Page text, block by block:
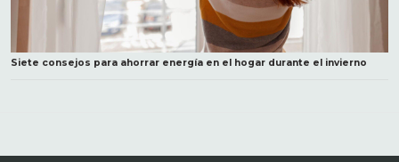
Siete consejos para ahorrar energía en el hogar durante el invierno